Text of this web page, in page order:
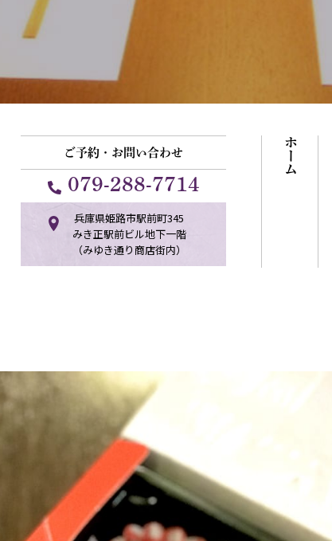
ご予約・お問い合わせ
079-288-7714
兵庫県姫路市駅前町345
みき正駅前ビル地下一階
（みゆき通り商店街内）
ホーム